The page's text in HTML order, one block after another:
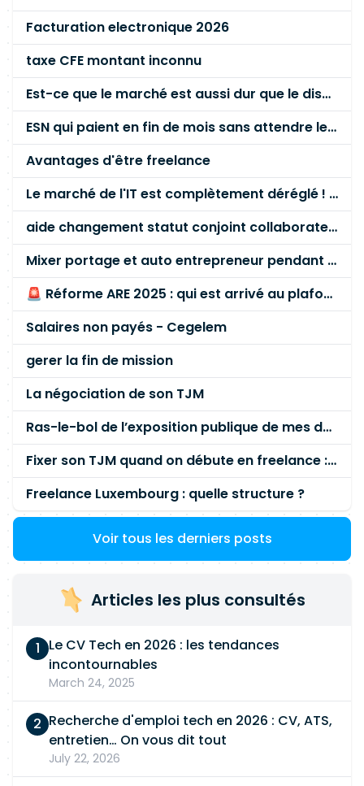
Facturation electronique 2026
taxe CFE montant inconnu
Est-ce que le marché est aussi dur que le disent les commerciaux ?
ESN qui paient en fin de mois sans attendre le paiement client ?
Avantages d'être freelance
Le marché de l'IT est complètement déréglé ! STOP à cette mascarade ! Il faut s'unir et résister !
aide changement statut conjoint collaborateur
Mixer portage et auto entrepreneur pendant des années - quel risque ?
🚨 Réforme ARE 2025 : qui est arrivé au plafond des 60 % en gardant son entreprise ?
Salaires non payés - Cegelem
gerer la fin de mission
La négociation de son TJM
Ras-le-bol de l’exposition publique de mes données personnelles liées à mon entreprise
Fixer son TJM quand on débute en freelance : la méthode mathématique (et pas au feeling) 🛑
Freelance Luxembourg : quelle structure ?
Voir tous les derniers posts
Articles les plus consultés
Le CV Tech en 2026 : les tendances
incontournables
March 24, 2025
Recherche d'emploi tech en 2026 : CV, ATS,
entretien… On vous dit tout
July 22, 2026